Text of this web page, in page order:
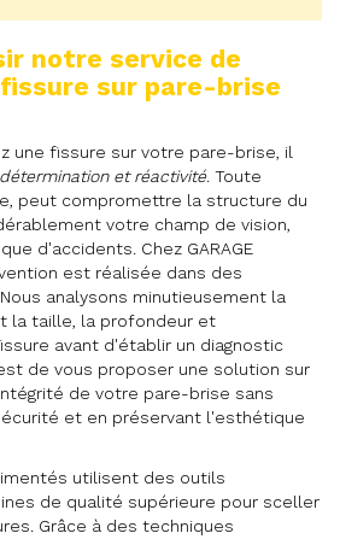
notre service de
sur pare-brise
une fissure sur votre pare-brise, il
détermination et réactivité. Toute
peut compromettre la structure du
votre champ de vision,
d'accidents. Chez GARAGE
est réalisée dans des
analysons minutieusement la
la taille, la profondeur et
avant d'établir un diagnostic
de vous proposer une solution sur
de votre pare-brise sans
et en préservant l'esthétique
utilisent des outils
de qualité supérieure pour sceller
Grâce à des techniques